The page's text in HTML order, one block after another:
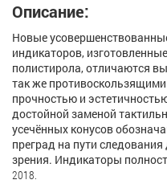
Описание:
Новые
индикаторов,
полистирола, отличаются
так же
прочностью и
достойной заменой
усечённых конусов
преград на пути
зрения. Индикаторы
2018.